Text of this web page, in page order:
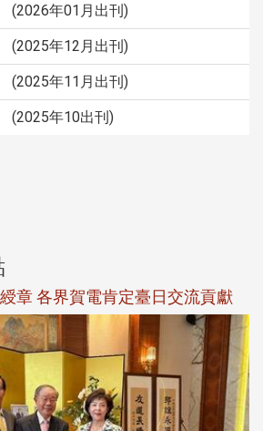
(2026年01月出刊)
(2025年12月出刊)
(2025年11月出刊)
(2025年10出刊)
章 各界賀電肯定臺日交流貢獻